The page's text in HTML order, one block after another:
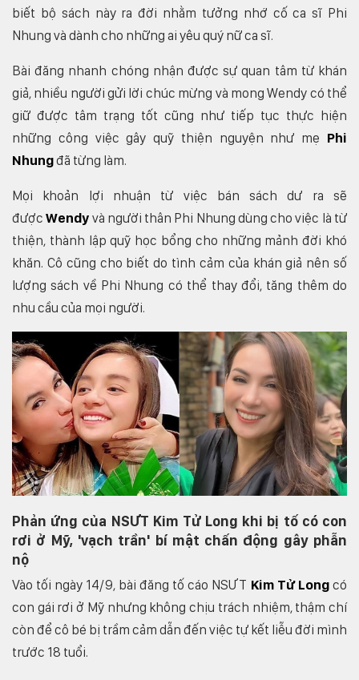
biết bộ sách này ra đời nhằm tưởng nhớ cố ca sĩ Phi
Nhung và dành cho những ai yêu quý nữ ca sĩ.
Bài đăng nhanh chóng nhận được sự quan tâm từ khán
giả, nhiều người gửi lời chúc mừng và mong Wendy có thể
giữ được tâm trạng tốt cũng như tiếp tục thực hiện
những công việc gây quỹ thiện nguyện như mẹ Phi
Nhungđã từng làm.
Mọi khoản lợi nhuận từ việc bán sách dư ra sẽ
được Wendy và người thân Phi Nhung dùng cho việc là từ
thiện, thành lập quỹ học bổng cho những mảnh đời khó
khăn. Cô cũng cho biết do tình cảm của khán giả nên số
lượng sách về Phi Nhung có thể thay đổi, tăng thêm do
nhu cầu của mọi người.
Phản ứng của NSƯT Kim Tử Long khi bị tố có con
rơi ở Mỹ, 'vạch trần' bí mật chấn động gây phẫn
nộ
Vào tối ngày 14/9, bài đăng tố cáo NSƯT Kim Tử Longcó
con gái rơi ở Mỹ nhưng không chịu trách nhiệm, thậm chí
còn để cô bé bị trầm cảm dẫn đến việc tự kết liễu đời mình
trước 18 tuổi.